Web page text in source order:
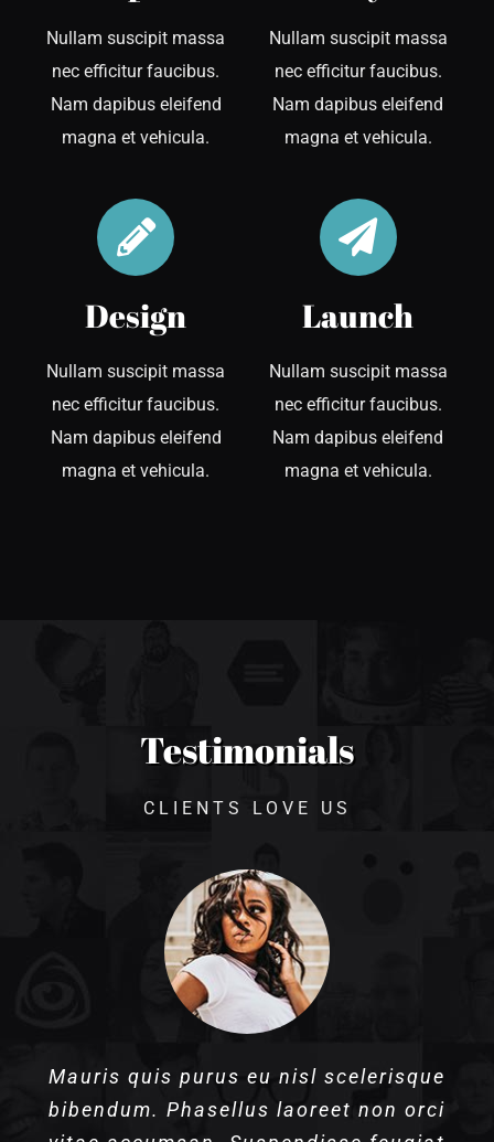
Nullam suscipit massa
nec efficitur faucibus.
Nam dapibus eleifend
magna et vehicula.
Nullam suscipit massa
nec efficitur faucibus.
Nam dapibus eleifend
magna et vehicula.
Design
Nullam suscipit massa
nec efficitur faucibus.
Nam dapibus eleifend
magna et vehicula.
Launch
Nullam suscipit massa
nec efficitur faucibus.
Nam dapibus eleifend
magna et vehicula.
Testimonials
CLIENTS LOVE US
Mauris quis purus eu nisl scelerisque
bibendum. Phasellus laoreet non orci
Praesent ut sem dignissim, dapibus est
et, consectetur sem. Integer scelerisque